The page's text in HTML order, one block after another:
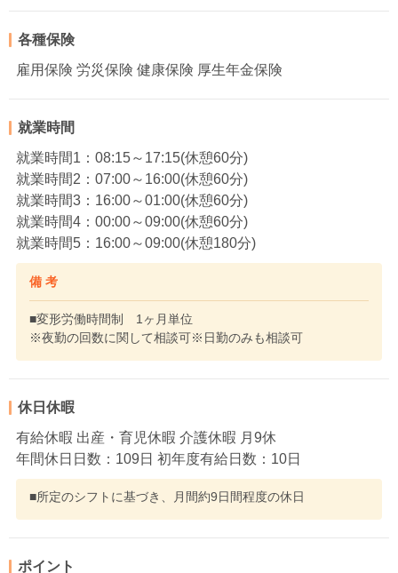
各種保険
雇用保険 労災保険 健康保険 厚生年金保険
就業時間
就業時間1：08:15～17:15(休憩60分)
就業時間2：07:00～16:00(休憩60分)
就業時間3：16:00～01:00(休憩60分)
就業時間4：00:00～09:00(休憩60分)
就業時間5：16:00～09:00(休憩180分)
備 考
■変形労働時間制 1ヶ月単位
※夜勤の回数に関して相談可※日勤のみも相談可
休日休暇
有給休暇 出産・育児休暇 介護休暇 月9休
年間休日日数：109日 初年度有給日数：10日
■所定のシフトに基づき、月間約9日間程度の休日
ポイント